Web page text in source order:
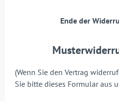
Ende der
(Wenn Sie den Vertrag
Sie bitte dieses Formular aus